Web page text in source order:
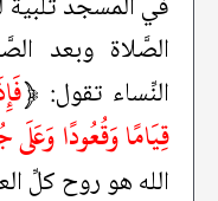
الصَّلاة وبعد
النِّساء تقول: ﴿
قِيَامًا وَقُعُودًا
الله هو روح كلِّ